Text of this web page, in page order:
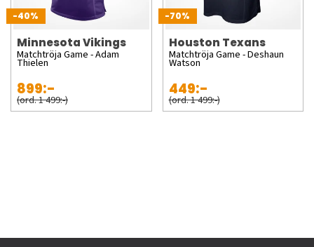
-40%
Minnesota Vikings
Matchtröja Game - Adam
Thielen
899:-
(ord. 1 499:-)
-70%
Houston Texans
Matchtröja Game - Deshaun
Watson
449:-
(ord. 1 499:-)